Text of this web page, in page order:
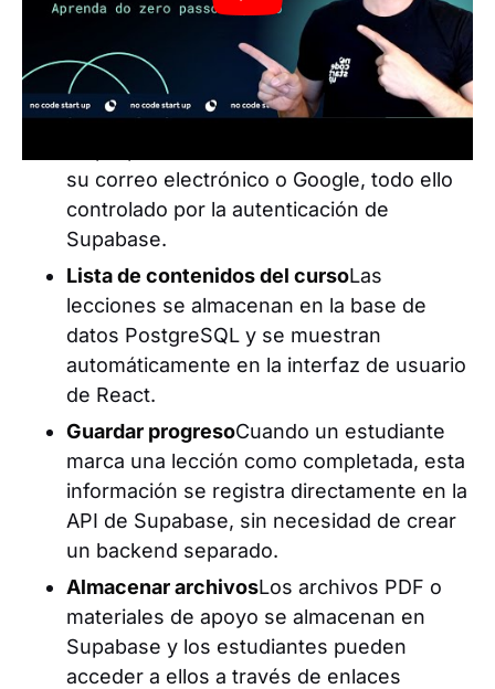
Con la API de Supabase, puedes:
Gestionar usuariosCada estudiante crea
su correo electrónico o Google, todo ello
controlado por la autenticación de
Supabase.
Lista de contenidos del cursoLas
lecciones se almacenan en la base de
datos PostgreSQL y se muestran
automáticamente en la interfaz de usuario
de React.
Guardar progresoCuando un estudiante
marca una lección como completada, esta
información se registra directamente en la
API de Supabase, sin necesidad de crear
un backend separado.
Almacenar archivosLos archivos PDF o
materiales de apoyo se almacenan en
Supabase y los estudiantes pueden
acceder a ellos a través de enlaces